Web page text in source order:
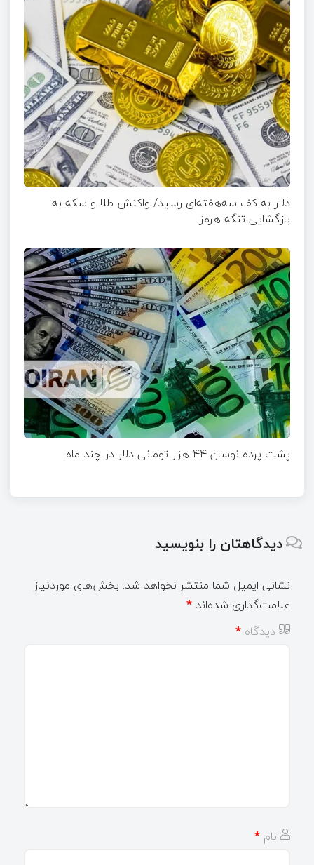
دلار به کف سه‌هفته‌ای رسید/ واکنش طلا و سکه به
بازگشایی تنگه هرمز
پشت پرده نوسان ۴۴ هزار تومانی دلار در چند ماه
دیدگاهتان را بنویسید
نشانی ایمیل شما منتشر نخواهد شد. بخش‌های موردنیاز
علامت‌گذاری شده‌اند *
دیدگاه *
نام *